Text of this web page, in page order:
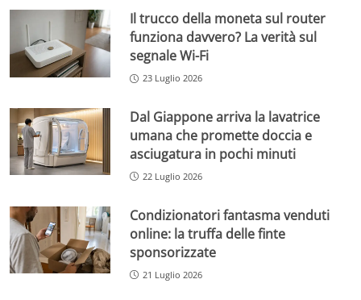
Il trucco della moneta sul router
funziona davvero? La verità sul
segnale Wi-Fi
23 Luglio 2026
Dal Giappone arriva la lavatrice
umana che promette doccia e
asciugatura in pochi minuti
22 Luglio 2026
Condizionatori fantasma venduti
online: la truffa delle finte
sponsorizzate
21 Luglio 2026